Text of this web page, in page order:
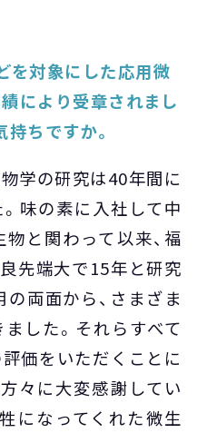
を対象にした応用微
により受章されまし
ちですか。
学の研究は40年間に
味の素に入社して中
と関わって以来、福
先端大で15年と研究
の両面から、さまざま
した。それらすべて
価をいただくことに
々に大変感謝してい
になってくれた微生